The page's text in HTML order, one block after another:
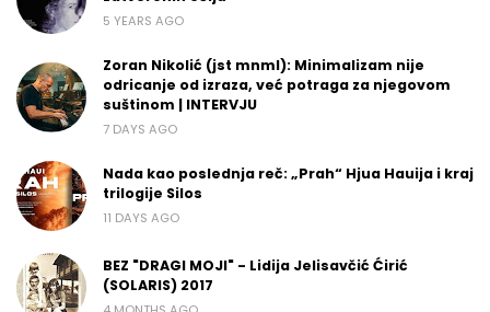
5 YEARS AGO
Zoran Nikolić (jst mnml): Minimalizam nije
odricanje od izraza, već potraga za njegovom
suštinom | INTERVJU
7 DAYS AGO
Nada kao poslednja reč: „Prah“ Hjua Hauija i kraj
trilogije Silos
11 DAYS AGO
BEZ "DRAGI MOJI" - Lidija Jelisavčić Ćirić
(SOLARIS) 2017